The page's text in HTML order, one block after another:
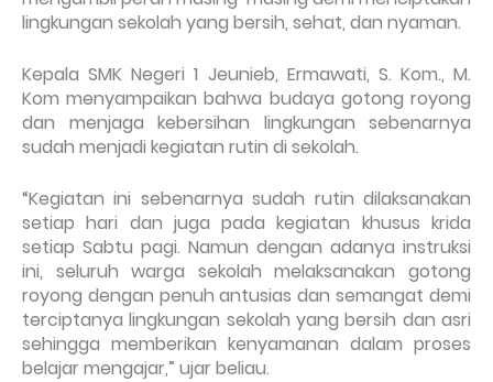
lingkungan sekolah yang bersih, sehat, dan nyaman.
Kepala SMK Negeri 1 Jeunieb, Ermawati, S. Kom., M.
Kom menyampaikan bahwa budaya gotong royong
dan menjaga kebersihan lingkungan sebenarnya
sudah menjadi kegiatan rutin di sekolah.
“Kegiatan ini sebenarnya sudah rutin dilaksanakan
setiap hari dan juga pada kegiatan khusus krida
setiap Sabtu pagi. Namun dengan adanya instruksi
ini, seluruh warga sekolah melaksanakan gotong
royong dengan penuh antusias dan semangat demi
terciptanya lingkungan sekolah yang bersih dan asri
sehingga memberikan kenyamanan dalam proses
belajar mengajar,” ujar beliau.